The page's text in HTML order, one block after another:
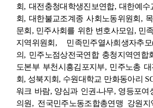
회 , 대전충청대학생진보연합,대한예수
회 , 대한불교조계종 사회노동위원회 ,
문회 , 민주사회를 위한 변호사모임, 민
지역위원회 , 민족민주열사희생자추모
의 , 민주노점상전국연합 충청지역연합
도본부 부천시흥김포지부, 민주노총
회 , 성북지회 , 수원대학교 만화동아리
워크 바람, 양심과 인권-나무, 영등포여
의원 , 전국민주노동조합총연맹 강원지